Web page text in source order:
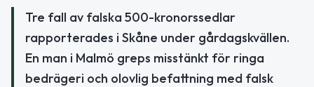
Tre fall av falska 500-kronorssedlar
rapporterades i Skåne under gårdagskvällen.
En man i Malmö greps misstänkt för ringa
bedrägeri och olovlig befattning med falsk